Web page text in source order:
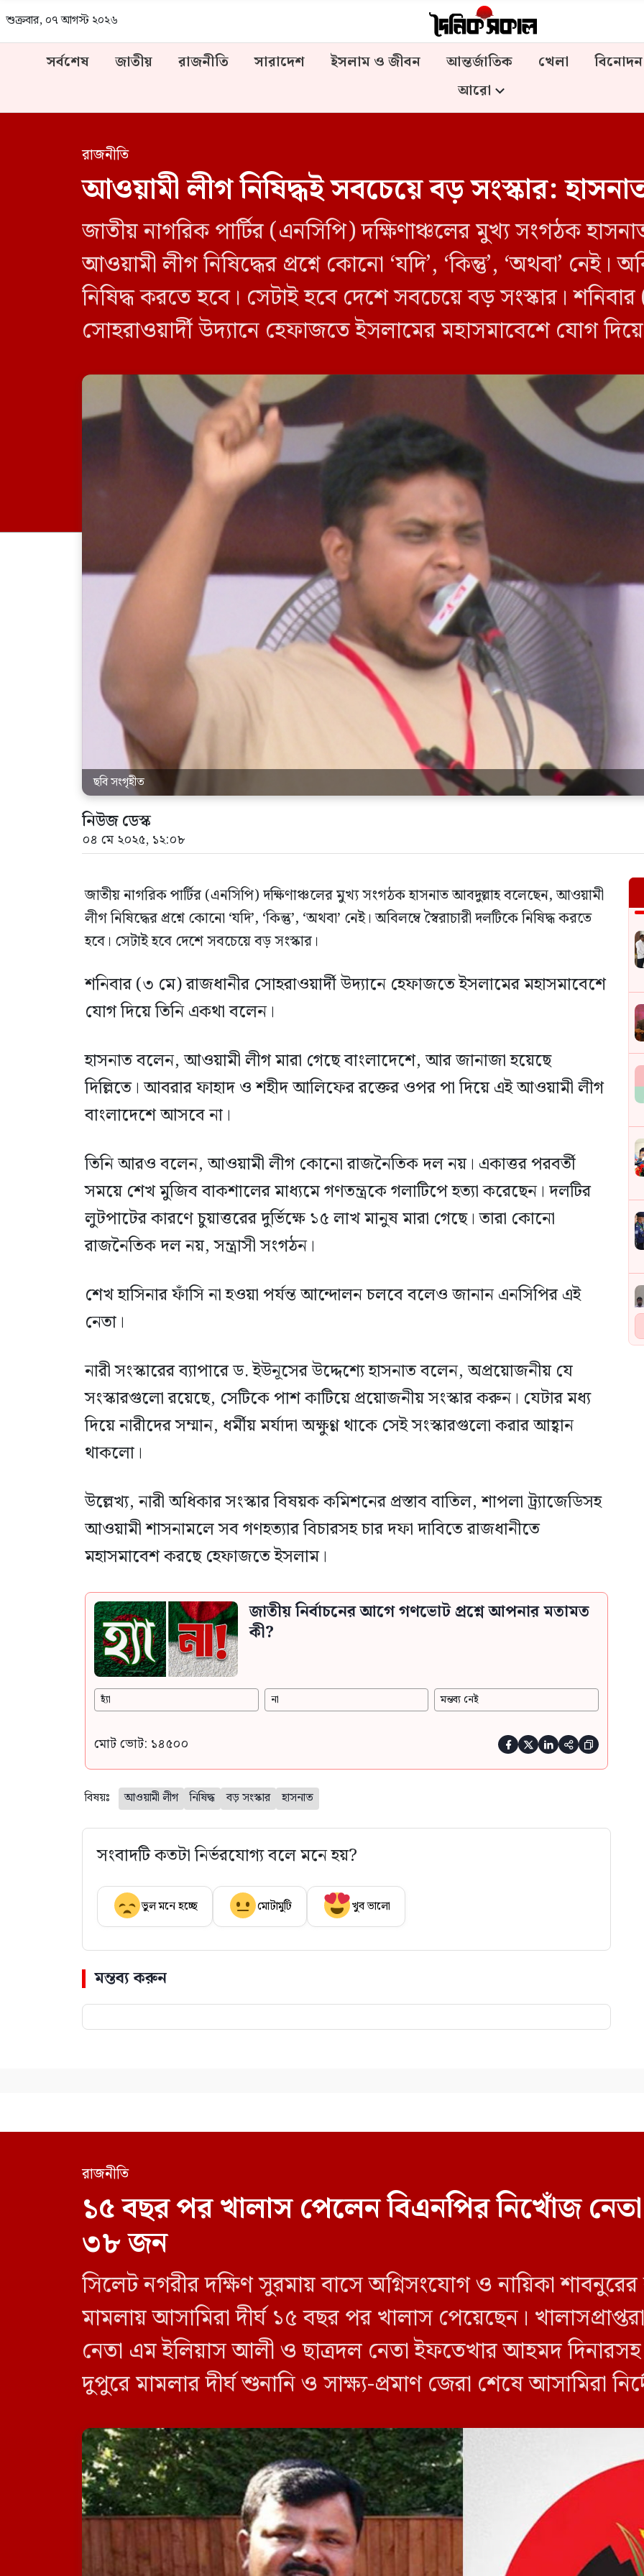
শুক্রবার, ০৭ আগস্ট ২০২৬
সর্বশেষ জাতীয় রাজনীতি সারাদেশ ইসলাম ও জীবন আন্তর্জাতিক খেলা বিনোদন
আরো
রাজনীতি
আওয়ামী লীগ নিষিদ্ধই সবচেয়ে বড় সংস্কার:
জাতীয় নাগরিক পার্টির (এনসিপি) দক্ষিণাঞ্চলের মুখ্য সংগঠক
আওয়ামী লীগ নিষিদ্ধের প্রশ্নে কোনো ‘যদি’, ‘কিন্তু’, ‘অথবা’ নেই।
নিষিদ্ধ করতে হবে। সেটাই হবে দেশে সবচেয়ে বড় সংস্কার।
সোহরাওয়ার্দী উদ্যানে হেফাজতে ইসলামের মহাসমাবেশে যোগ
ছবি সংগৃহীত
নিউজ ডেস্ক
০৪ মে ২০২৫, ১২:০৮
জাতীয় নাগরিক পার্টির (এনসিপি) দক্ষিণাঞ্চলের মুখ্য সংগঠক হাসনাত আবদুল্লাহ বলেছেন, আওয়ামী
লীগ নিষিদ্ধের প্রশ্নে কোনো ‘যদি’, ‘কিন্তু’, ‘অথবা’ নেই। অবিলম্বে স্বৈরাচারী দলটিকে নিষিদ্ধ করতে
হবে। সেটাই হবে দেশে সবচেয়ে বড় সংস্কার।
শনিবার (৩ মে) রাজধানীর সোহরাওয়ার্দী উদ্যানে হেফাজতে ইসলামের মহাসমাবেশে
যোগ দিয়ে তিনি একথা বলেন।
হাসনাত বলেন, আওয়ামী লীগ মারা গেছে বাংলাদেশে, আর জানাজা হয়েছে
দিল্লিতে। আবরার ফাহাদ ও শহীদ আলিফের রক্তের ওপর পা দিয়ে এই আওয়ামী লীগ
বাংলাদেশে আসবে না।
তিনি আরও বলেন, আওয়ামী লীগ কোনো রাজনৈতিক দল নয়। একাত্তর পরবর্তী
সময়ে শেখ মুজিব বাকশালের মাধ্যমে গণতন্ত্রকে গলাটিপে হত্যা করেছেন। দলটির
লুটপাটের কারণে চুয়াত্তরের দুর্ভিক্ষে ১৫ লাখ মানুষ মারা গেছে। তারা কোনো
রাজনৈতিক দল নয়, সন্ত্রাসী সংগঠন।
শেখ হাসিনার ফাঁসি না হওয়া পর্যন্ত আন্দোলন চলবে বলেও জানান এনসিপির এই
নেতা।
নারী সংস্কারের ব্যাপারে ড. ইউনূসের উদ্দেশ্যে হাসনাত বলেন, অপ্রয়োজনীয় যে
সংস্কারগুলো রয়েছে, সেটিকে পাশ কাটিয়ে প্রয়োজনীয় সংস্কার করুন। যেটার মধ্য
দিয়ে নারীদের সম্মান, ধর্মীয় মর্যাদা অক্ষুণ্ণ থাকে সেই সংস্কারগুলো করার আহ্বান
থাকলো।
উল্লেখ্য, নারী অধিকার সংস্কার বিষয়ক কমিশনের প্রস্তাব বাতিল, শাপলা ট্র্যাজেডিসহ
আওয়ামী শাসনামলে সব গণহত্যার বিচারসহ চার দফা দাবিতে রাজধানীতে
মহাসমাবেশ করছে হেফাজতে ইসলাম।
জাতীয় নির্বাচনের আগে গণভোট প্রশ্নে আপনার মতামত
কী?
হ্যাঁ না মন্তব্য নেই
মোট ভোট: ১৪৫০০     
বিষয়ঃ আওয়ামী লীগ নিষিদ্ধ বড় সংস্কার হাসনাত
সংবাদটি কতটা নির্ভরযোগ্য বলে মনে হয়?
ভুল মনে হচ্ছে মোটামুটি খুব ভালো
মন্তব্য করুন
রাজনীতি
১৫ বছর পর খালাস পেলেন বিএনপির নিখোঁজ নেতা
৩৮ জন
সিলেট নগরীর দক্ষিণ সুরমায় বাসে অগ্নিসংযোগ ও নায়িকা
মামলায় আসামিরা দীর্ঘ ১৫ বছর পর খালাস পেয়েছেন।
নেতা এম ইলিয়াস আলী ও ছাত্রদল নেতা ইফতেখার আহমদ
দুপুরে মামলার দীর্ঘ শুনানি ও সাক্ষ্য-প্রমাণ জেরা শেষে আসামিরা